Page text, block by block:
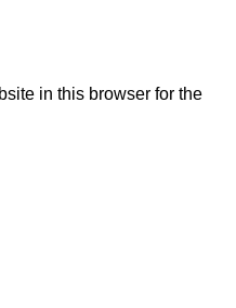
in this browser for the